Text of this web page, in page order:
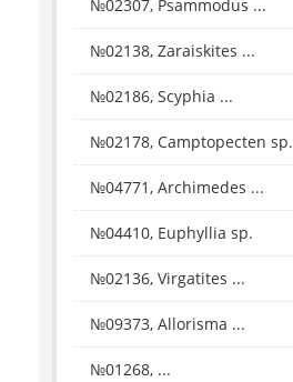
№02307, Psammodus ...
№02138, Zaraiskites ...
№02186, Scyphia ...
№02178, Camptopecten sp.
№04771, Archimedes ...
№04410, Euphyllia sp.
№02136, Virgatites ...
№09373, Allorisma ...
№01268, ...